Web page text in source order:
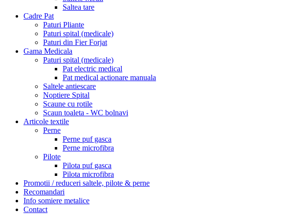
Saltea tare
Cadre Pat
Paturi Pliante
Paturi spital (medicale)
Paturi din Fier Forjat
Gama Medicala
Paturi spital (medicale)
Pat electric medical
Pat medical actionare manuala
Saltele antiescare
Noptiere Spital
Scaune cu rotile
Scaun toaleta - WC bolnavi
Articole textile
Perne
Perne puf gasca
Perne microfibra
Pilote
Pilota puf gasca
Pilota microfibra
Promotii / reduceri saltele, pilote & perne
Recomandari
Info somiere metalice
Contact